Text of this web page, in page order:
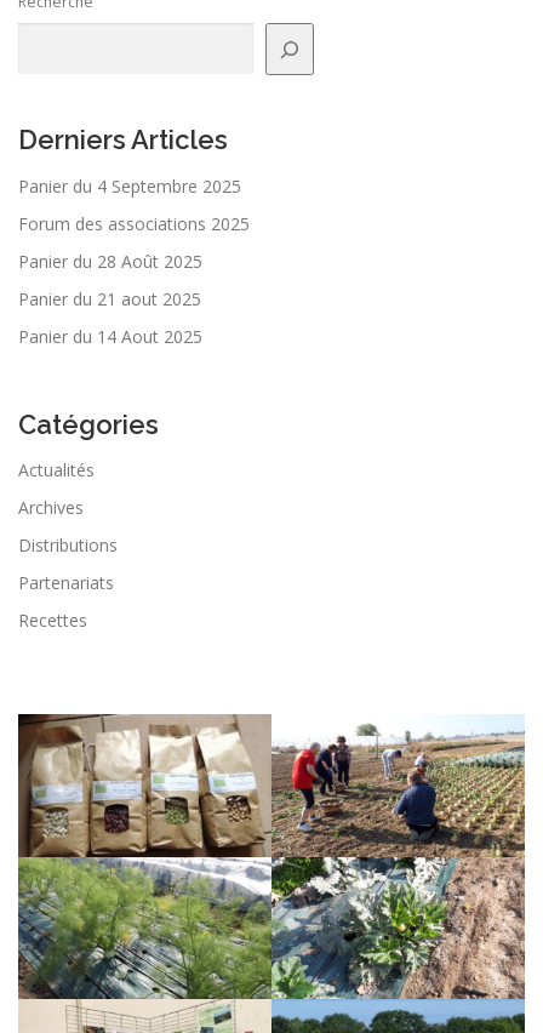
Derniers Articles
Panier du 4 Septembre 2025
Forum des associations 2025
Panier du 28 Août 2025
Panier du 21 aout 2025
Panier du 14 Aout 2025
Catégories
Actualités
Archives
Distributions
Partenariats
Recettes